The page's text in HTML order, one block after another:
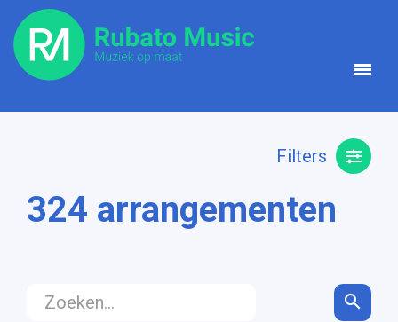
Filters
324 arrangementen
